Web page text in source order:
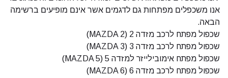
אנו משכפלים מפתחות גם לדגמים אשר אינם מופיעים ברשימה
הבאה.
שכפול מפתח לרכב מזדה 2 (MAZDA 2)
שכפול מפתח לרכב מזדה 3 (MAZDA 3)
שכפול מפתח אימובילייזר למזדה 5 (MAZDA 5)
שכפול מפתח לרכב מזדה 6 (MAZDA 6)